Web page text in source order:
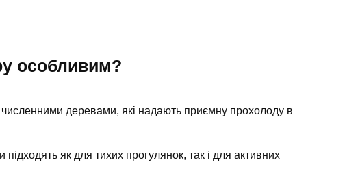
особливим?
деревами, які надають приємну прохолоду в
підходять як для тихих прогулянок, так і для активних